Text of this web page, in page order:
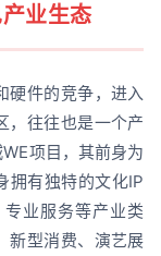
业生态
硬件的竞争，进入
，往往也是一个产
项目，其前身为
拥有独特的文化IP
业服务等产业类
新型消费、演艺展